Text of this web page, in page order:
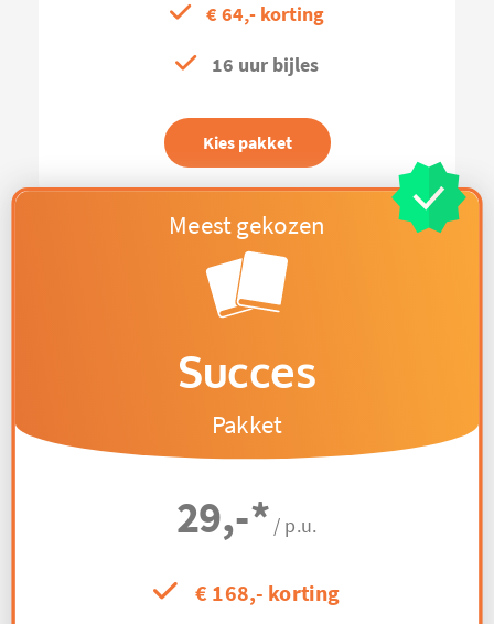
€ 64,- korting
16 uur bijles
Kies pakket
Succes
Pakket
29,-* / p.u.
€ 168,- korting